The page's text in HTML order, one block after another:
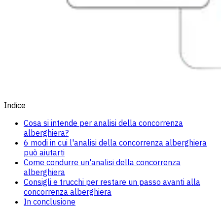
Indice
Cosa si intende per analisi della concorrenza
alberghiera?
6 modi in cui l'analisi della concorrenza alberghiera
può aiutarti
Come condurre un'analisi della concorrenza
alberghiera
Consigli e trucchi per restare un passo avanti alla
concorrenza alberghiera
In conclusione